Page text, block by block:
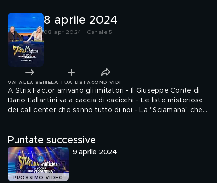
8 aprile 2024
08 apr 2024 | Canale 5
VAI ALLA SERIE LA TUA LISTA CONDIVIDI
A Strix Factor arrivano gli imitatori - Il Giuseppe Conte di
Dario Ballantini va a caccia di cacicchi - Le liste misteriose
dei call center che sanno tutto di noi - La "Sciamana" che
controllo: "È terra di nessuno" - La canzone stonata di Mara
Venier, il tuffo di schiena per Macron - Enrico Lucci alla
festa Vip in attesa di
Puntate successive
PROSSIMO VIDEO
9 aprile 2024